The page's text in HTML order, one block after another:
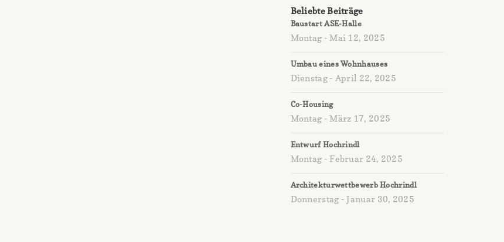
Beliebte Beiträge
Baustart ASE-Halle
Montag - Mai 12, 2025
Umbau eines Wohnhauses
Dienstag - April 22, 2025
Co-Housing
Montag - März 17, 2025
Entwurf Hochrindl
Montag - Februar 24, 2025
Architekturwettbewerb Hochrindl
Donnerstag - Januar 30, 2025